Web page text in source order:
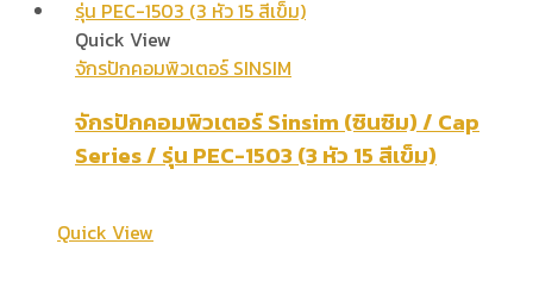
Quick View
จักรปักคอมพิวเตอร์ SINSIM
จักรปักคอมพิวเตอร์ Sinsim (ซินซิม) / Cap
Series / รุ่น PEC-1503 (3 หัว 15 สีเข็ม)
Quick View